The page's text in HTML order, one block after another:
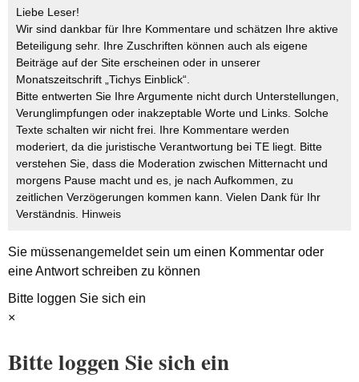
Liebe Leser!
Wir sind dankbar für Ihre Kommentare und schätzen Ihre aktive
Beteiligung sehr. Ihre Zuschriften können auch als eigene
Beiträge auf der Site erscheinen oder in unserer
Monatszeitschrift „Tichys Einblick“.
Bitte entwerten Sie Ihre Argumente nicht durch Unterstellungen,
Verunglimpfungen oder inakzeptable Worte und Links. Solche
Texte schalten wir nicht frei. Ihre Kommentare werden
moderiert, da die juristische Verantwortung bei TE liegt. Bitte
verstehen Sie, dass die Moderation zwischen Mitternacht und
morgens Pause macht und es, je nach Aufkommen, zu
zeitlichen Verzögerungen kommen kann. Vielen Dank für Ihr
Verständnis. Hinweis
Sie müssenangemeldetsein um einen Kommentar oder
eine Antwort schreiben zu können
Bitte loggen Sie sich ein
×
Bitte loggen Sie sich ein